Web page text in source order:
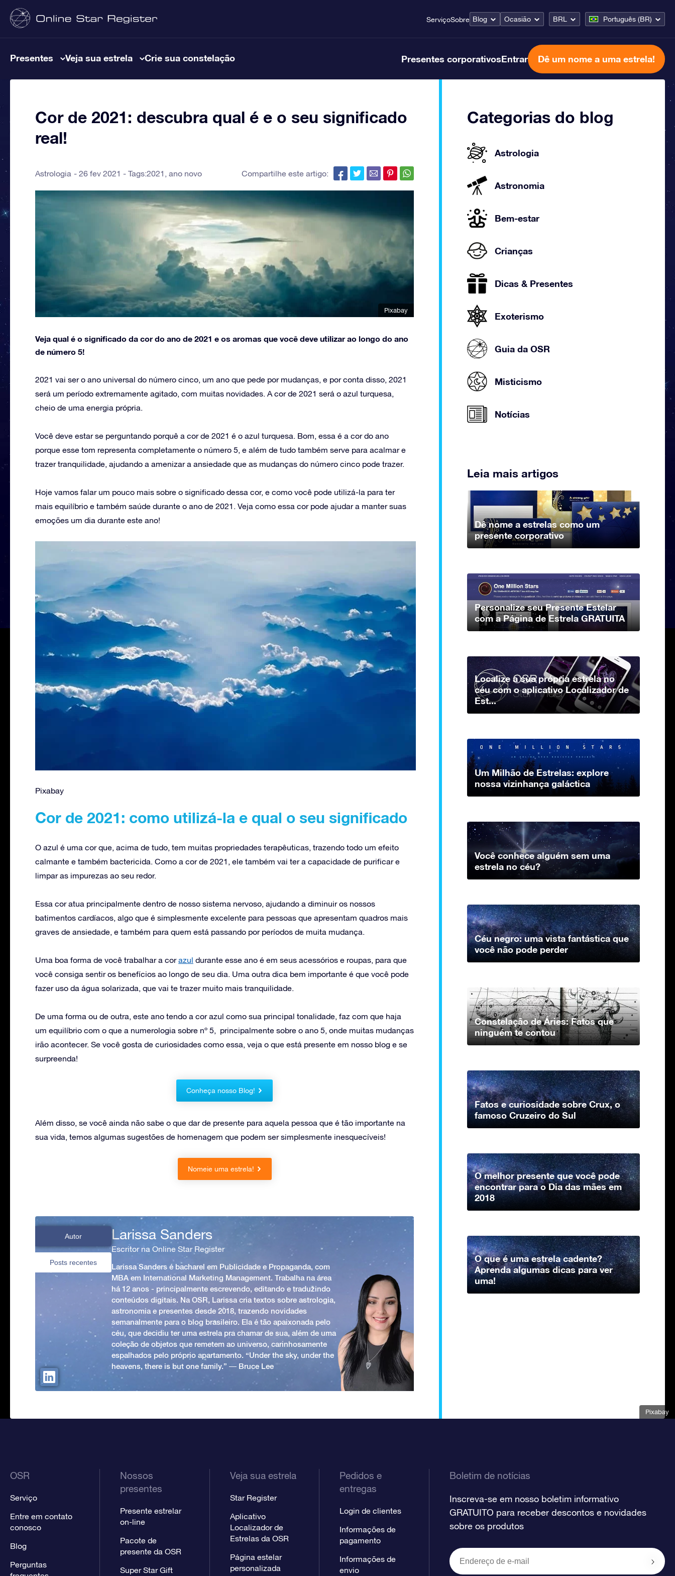
ServiçoSobre Blog Ocasião BRL Português (BR)
Presentes Veja sua estrela Crie sua constelação Presentes corporativosEntrar Dê um nome a uma estrela!
Cor de 2021: descubra qual é e o seu significado
real!
Astrologia 26 fev 2021 - Tags:2021 , ano novo Compartilhe este artigo:
Pixabay
Veja qual é o significado da cor do ano de 2021 e os aromas que você deve utilizar ao longo do ano
de número 5!
2021 vai ser o ano universal do número cinco, um ano que pede por mudanças, e por conta disso, 2021
será um período extremamente agitado, com muitas novidades. A cor de 2021 será o azul turquesa,
cheio de uma energia própria.
Você deve estar se perguntando porquê a cor de 2021 é o azul turquesa. Bom, essa é a cor do ano
porque esse tom representa completamente o número 5, e além de tudo também serve para acalmar e
trazer tranquilidade, ajudando a amenizar a ansiedade que as mudanças do número cinco pode trazer.
Hoje vamos falar um pouco mais sobre o significado dessa cor, e como você pode utilizá-la para ter
mais equilíbrio e também saúde durante o ano de 2021. Veja como essa cor pode ajudar a manter suas
emoções um dia durante este ano!
Pixabay
Pixabay
Cor de 2021: como utilizá-la e qual o seu significado
O azul é uma cor que, acima de tudo, tem muitas propriedades terapêuticas, trazendo todo um efeito
calmante e também bactericida. Como a cor de 2021, ele também vai ter a capacidade de purificar e
limpar as impurezas ao seu redor.
Essa cor atua principalmente dentro de nosso sistema nervoso, ajudando a diminuir os nossos
batimentos cardíacos, algo que é simplesmente excelente para pessoas que apresentam quadros mais
graves de ansiedade, e também para quem está passando por períodos de muita mudança.
Uma boa forma de você trabalhar a corazul durante esse ano é em seus acessórios e roupas, para que
você consiga sentir os benefícios ao longo de seu dia. Uma outra dica bem importante é que você pode
fazer uso da água solarizada, que vai te trazer muito mais tranquilidade.
De uma forma ou de outra, este ano tendo a cor azul como sua principal tonalidade, faz com que haja
um equilíbrio com o que a numerologia sobre nº 5, principalmente sobre o ano 5, onde muitas mudanças
irão acontecer. Se você gosta de curiosidades como essa, veja o que está presente em nosso blog e se
surpreenda!
Conheça nosso Blog!
Além disso, se você ainda não sabe o que dar de presente para aquela pessoa que é tão importante na
sua vida, temos algumas sugestões de homenagem que podem ser simplesmente inesquecíveis!
Nomeie uma estrela!
Autor
Posts recentes
Larissa Sanders
Escritor na Online Star Register
Larissa Sanders é bacharel em Publicidade e Propaganda, com
MBA em International Marketing Management. Trabalha na área
há 12 anos - principalmente escrevendo, editando e traduzindo
conteúdos digitais. Na OSR, Larissa cria textos sobre astrologia,
astronomia e presentes desde 2018, trazendo novidades
semanalmente para o blog brasileiro. Ela é tão apaixonada pelo
céu, que decidiu ter uma estrela pra chamar de sua, além de uma
coleção de objetos que remetem ao universo, carinhosamente
espalhados pelo próprio apartamento. “Under the sky, under the
heavens, there is but one family.” ― Bruce Lee
Categorias do blog
Astrologia
Astronomia
Bem-estar
Crianças
Dicas & Presentes
Exoterismo
Guia da OSR
Misticismo
Notícias
Leia mais artigos
Dê nome a estrelas como um
presente corporativo
Personalize seu Presente Estelar
com a Página de Estrela GRATUITA
Localize a sua própria estrela no
céu com o aplicativo Localizador de
Est...
Um Milhão de Estrelas: explore
nossa vizinhança galáctica
Você conhece alguém sem uma
estrela no céu?
Céu negro: uma vista fantástica que
você não pode perder
Constelação de Áries: Fatos que
ninguém te contou
Fatos e curiosidade sobre Crux, o
famoso Cruzeiro do Sul
O melhor presente que você pode
encontrar para o Dia das mães em
2018
O que é uma estrela cadente?
Aprenda algumas dicas para ver
uma!
OSR
Serviço
Entre em contato
conosco
Blog
Perguntas
Nossos
presentes
Presente estrelar
on-line
Pacote de
presente da OSR
Super Star Gift
Veja sua estrela
Star Register
Aplicativo
Localizador de
Estrelas da OSR
Página estelar
personalizada
Pedidos e
entregas
Login de clientes
Informações de
pagamento
Informações de
envio
Boletim de notícias
Inscreva-se em nosso boletim informativo
GRATUITO para receber descontos e novidades
sobre os produtos